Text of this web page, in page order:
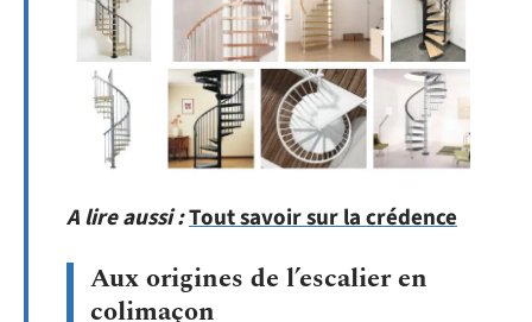
A lire aussi :Tout savoir sur la crédence
Aux origines de l’escalier en
colimaçon